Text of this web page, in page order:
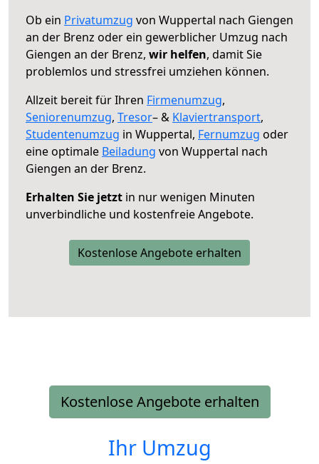
Ob ein Privatumzug von Wuppertal nach Giengen
an der Brenz oder ein gewerblicher Umzug nach
Giengen an der Brenz, wir helfen, damit Sie
problemlos und stressfrei umziehen können.
Allzeit bereit für Ihren Firmenumzug,
Seniorenumzug, Tresor– & Klaviertransport,
Studentenumzug in Wuppertal, Fernumzug oder
eine optimale Beiladung von Wuppertal nach
Giengen an der Brenz.
Erhalten Sie jetzt in nur wenigen Minuten
unverbindliche und kostenfreie Angebote.
Kostenlose Angebote erhalten
Kostenlose Angebote erhalten
Ihr Umzug